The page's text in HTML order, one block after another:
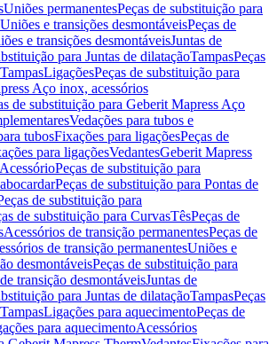
Uniões permanentesPeças de substituição para
Uniões e transições desmontáveisPeças de
e transições desmontáveisJuntas de
para Juntas de dilataçãoTampasPeças
LigaçõesPeças de substituição para
Aço inox, acessórios
de substituição para Geberit Mapress Aço
Vedações para tubos e
tubosFixações para ligaçõesPeças de
para ligaçõesVedantesGeberit Mapress
AcessórioPeças de substituição para
Peças de substituição para Pontas de
de substituição para
de substituição para CurvasTêsPeças de
Acessórios de transição permanentesPeças de
de transição permanentesUniões e
desmontáveisPeças de substituição para
transição desmontáveisJuntas de
para Juntas de dilataçãoTampasPeças
Ligações para aquecimentoPeças de
para aquecimentoAcessórios